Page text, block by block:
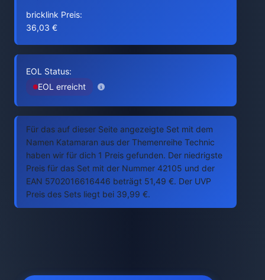
bricklink Preis:
36,03 €
EOL Status:
EOL erreicht
Für das auf dieser Seite angezeigte Set mit dem
Namen Katamaran aus der Themenreihe Technic
haben wir für dich 1 Preis gefunden. Der niedrigste
Preis für das Set mit der Nummer 42105 und der
EAN 5702016616446 beträgt 51,49 €. Der UVP
Preis des Sets liegt bei 39,99 €.